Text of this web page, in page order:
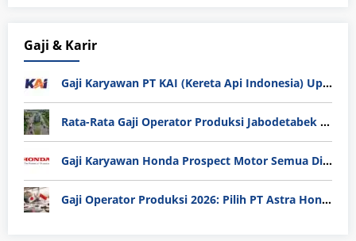
Gaji & Karir
Gaji Karyawan PT KAI (Kereta Api Indonesia) Update 2025
Rata-Rata Gaji Operator Produksi Jabodetabek 2025: Bedah Tuntas UMK, Lemburan, dan Realita Hidup Buruh
Gaji Karyawan Honda Prospect Motor Semua Divisi
Gaji Operator Produksi 2026: Pilih PT Astra Honda Motor (AHM) atau Manufaktur di Jepang?